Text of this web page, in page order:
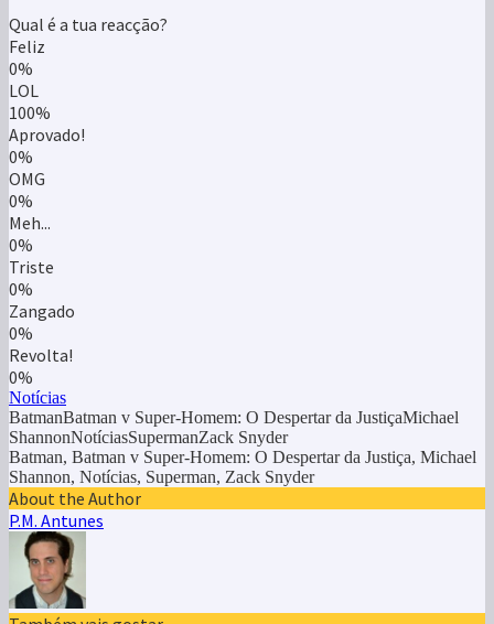
Qual é a tua reacção?
Feliz
0%
LOL
100%
Aprovado!
0%
OMG
0%
Meh...
0%
Triste
0%
Zangado
0%
Revolta!
0%
Notícias
BatmanBatman v Super-Homem: O Despertar da JustiçaMichael
ShannonNotíciasSupermanZack Snyder
Batman, Batman v Super-Homem: O Despertar da Justiça, Michael
Shannon, Notícias, Superman, Zack Snyder
About the Author
P.M. Antunes